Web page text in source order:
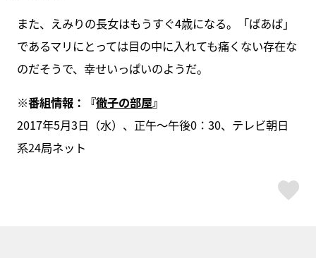
また、えみりの長女はもうすぐ4歳になる。「ばあば」
であるマリにとっては目の中に入れても痛くない存在な
のだそうで、幸せいっぱいのようだ。
※番組情報：『徹子の部屋』
2017年5月3日（水）、正午～午後0：30、テレビ朝日
系24局ネット